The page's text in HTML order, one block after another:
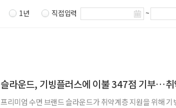
1년 직접입력 ~
슬라운드, 기빙플러스에 이불 347점 기부…취
프리미엄 수면 브랜드 슬라운드가 취약계층 지원을 위해